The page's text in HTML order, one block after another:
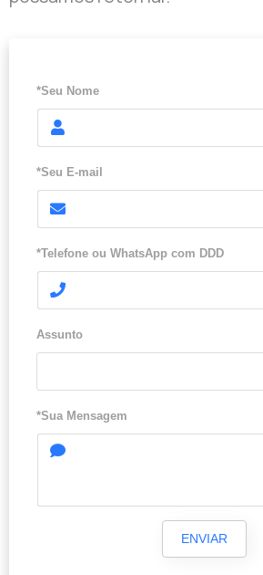
*Seu Nome
*Seu E-mail
*Telefone ou WhatsApp com DDD
Assunto
*Sua Mensagem
ENVIAR